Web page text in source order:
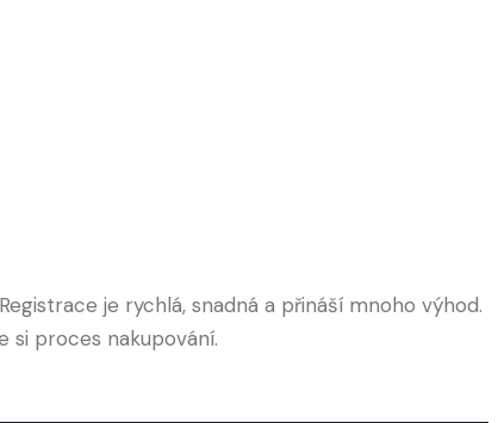
je rychlá, snadná a přináší mnoho výhod.
si proces nakupování.